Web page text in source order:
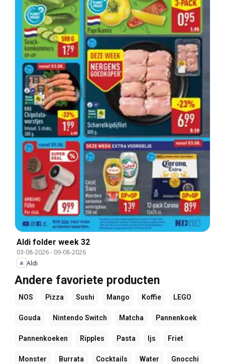
Aldi folder week 32
03-08-2026- 09-08-2026
Aldi
Andere favoriete producten
NOS Pizza Sushi Mango Koffie LEGO
Gouda Nintendo Switch Matcha Pannenkoek
Pannenkoeken Ripples Pasta Ijs Friet
Monster Burrata Cocktails Water Gnocchi